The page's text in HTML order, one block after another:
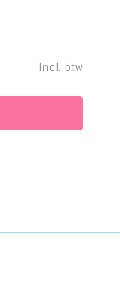
Incl. btw